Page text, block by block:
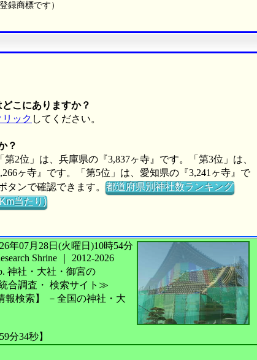
録商標です）
こにありますか？
ック してください。
？
2位」は、兵庫県の『3,837ヶ寺』です。「第3位」は、
ヶ寺』です。「第5位」は、愛知県の『3,241ヶ寺』で
タンで確認できます。都道府県別神社数ランキング
当たり)
年07月28日(火曜日)10時54分
Shrine
2012-2026
神社・大社・御宮の
合調査・ 検索サイト≫
報検索】
－全国の神社・大
分34秒】